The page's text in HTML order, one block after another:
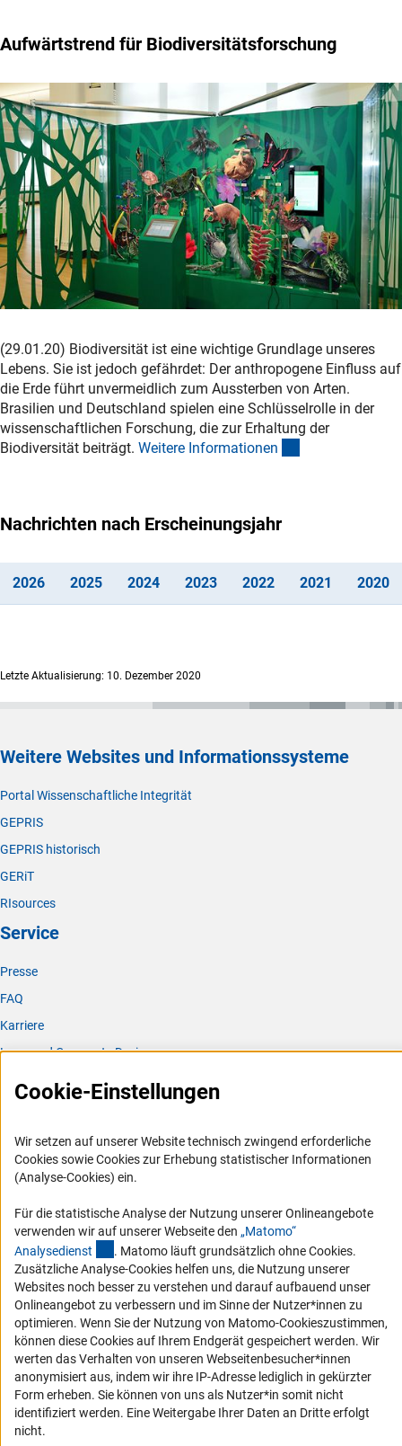
Aufwärtstrend für Biodiversitätsforschung
(29.01.20) Biodiversität ist eine wichtige Grundlage unseres
Lebens. Sie ist jedoch gefährdet: Der anthropogene Einfluss auf
die Erde führt unvermeidlich zum Aussterben von Arten.
Brasilien und Deutschland spielen eine Schlüsselrolle in der
wissenschaftlichen Forschung, die zur Erhaltung der
Biodiversität beiträgt. Weitere Informationen
Nachrichten nach Erscheinungsjahr
2026(interner Link)
2025(interner Link)
2024(interner Link)
2023(interner Link)
2022(interner Link)
2021 (interner
2020
Letzte Aktualisierung: 10. Dezember 2020
Weitere Websites und Informationssysteme
Portal Wissenschaftliche Integrität
GEPRIS
GEPRIS historisch
GERiT
RIsources
Service
Presse
FAQ
Karriere
Logo und Corporate Design
Vergabeverfahren
Barrierefreiheit
Erklärung zur Barrierefreiheit
Barriere melden
DFG-aktuell
Erhalten Sie Neuigkeiten aus der DFG direkt in Ihr Mailpostfach oder
schauen Sie sich die Ausgaben online an.
Zum Newsletter
Cookie-Einstellungen
Wir setzen auf unserer Website technisch zwingend erforderliche
Cookies sowie Cookies zur Erhebung statistischer Informationen
(Analyse-Cookies) ein.
Für die statistische Analyse der Nutzung unserer Onlineangebote
verwenden wir auf unserer Webseite den „Matomo“
Analysedienst (externer Link)
. Matomo läuft grundsätzlich ohne Cookies.
Zusätzliche Analyse-Cookies helfen uns, die Nutzung unserer
Websites noch besser zu verstehen und darauf aufbauend unser
Onlineangebot zu verbessern und im Sinne der Nutzer*innen zu
optimieren. Wenn Sie der Nutzung von Matomo-Cookieszustimmen,
können diese Cookies auf Ihrem Endgerät gespeichert werden. Wir
werten das Verhalten von unseren Webseitenbesucher*innen
anonymisiert aus, indem wir ihre IP-Adresse lediglich in gekürzter
Form erheben. Sie können von uns als Nutzer*in somit nicht
identifiziert werden. Eine Weitergabe Ihrer Daten an Dritte erfolgt
nicht.